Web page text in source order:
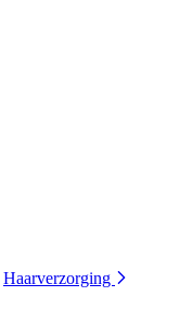
Haarverzorging